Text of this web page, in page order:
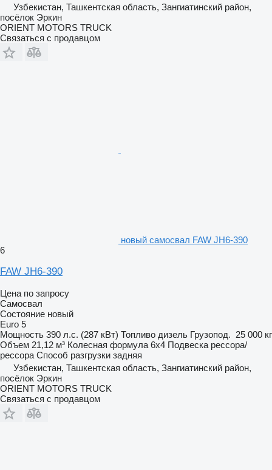
Узбекистан, Ташкентская область, Зангиатинский район,
посёлок Эркин
ORIENT MOTORS TRUCK
Связаться с продавцом
новый самосвал FAW JH6-390
6
FAW JH6-390
Цена по запросу
Самосвал
Состояние новый
Euro 5
Мощность 390 л.с. (287 кВт) Топливо дизель Грузопод. 25 000 кг
Объем 21,12 м³ Колесная формула 6x4 Подвеска рессора/
рессора Способ разгрузки задняя
Узбекистан, Ташкентская область, Зангиатинский район,
посёлок Эркин
ORIENT MOTORS TRUCK
Связаться с продавцом